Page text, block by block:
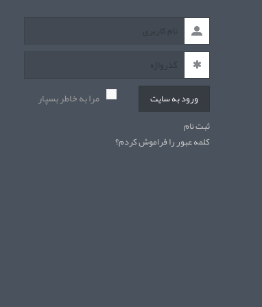
ورود به سایت مرا به خاطر بسپار
ثبت نام
کلمه عبور را فراموش کردم؟